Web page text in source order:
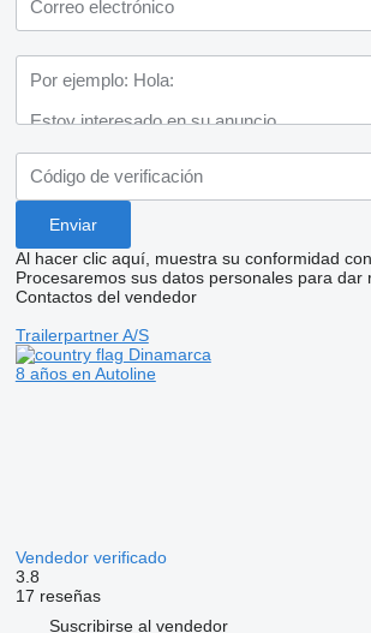
Al hacer clic aquí, muestra su conformidad
Procesaremos sus datos personales para dar
Contactos del vendedor
Trailerpartner A/S
Dinamarca
8 años en Autoline
Vendedor verificado
3.8
17 reseñas
Suscribirse al vendedor